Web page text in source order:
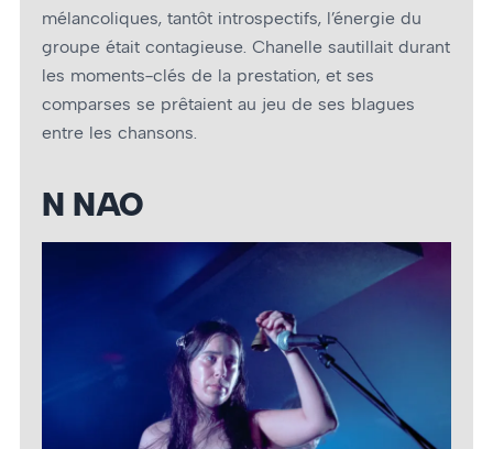
mélancoliques, tantôt introspectifs, l’énergie du
groupe était contagieuse. Chanelle sautillait durant
les moments-clés de la prestation, et ses
comparses se prêtaient au jeu de ses blagues
entre les chansons.
N NAO